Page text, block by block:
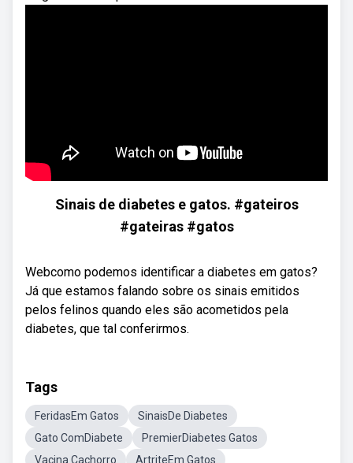
Sinais de diabetes e gatos. #gateiros
#gateiras #gatos
Webcomo podemos identificar a diabetes em gatos?
Já que estamos falando sobre os sinais emitidos
pelos felinos quando eles são acometidos pela
diabetes, que tal conferirmos.
Tags
FeridasEm Gatos
SinaisDe Diabetes
Gato ComDiabete
PremierDiabetes Gatos
Vacina Cachorro
ArtriteEm Gatos